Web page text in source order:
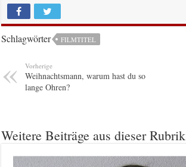
Schlagwörter FILMTITEL
Vorherige
Weihnachtsmann, warum hast du so
lange Ohren?
Weitere Beiträge aus dieser Rubrik